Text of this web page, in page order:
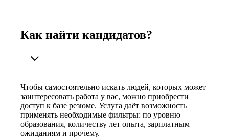
Как найти кандидатов?
Чтобы самостоятельно искать людей, которых может
заинтересовать работа у вас, можно приобрести
доступ к базе резюме. Услуга даёт возможность
применять необходимые фильтры: по уровню
образования, количеству лет опыта, зарплатным
ожиданиям и прочему.